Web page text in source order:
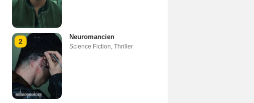
2
Neuromancien
Science Fiction Thriller